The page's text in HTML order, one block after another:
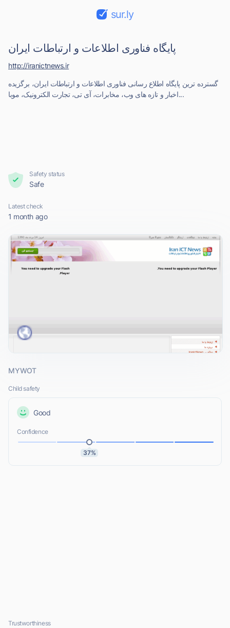
sur.ly
پایگاه فناوری اطلاعات و ارتباطات ایران
گسترده ترین پایگاه اطلاع رسانی فناوری اطلاعات و ارتباطات ایران، برگزیده
اخبار و تازه های وب، مخابرات، آی تی، تجارت الکترونیک، موبا...
http://iranictnews.ir
Safety status
Safe
Latest check
1 month ago
MYWOT
Child safety
Good
Confidence
37%
Trustworthiness